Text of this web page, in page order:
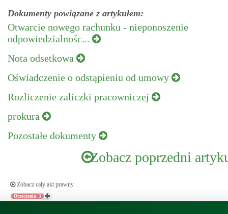
Dokumenty powiązane z artykułem:
Otwarcie nowego rachunku - nieponoszenie
odpowiedzialnośc...
Nota odsetkowa
Oświadczenie o odstąpieniu od umowy
Rozliczenie zaliczki pracowniczej
prokura
Pozostałe dokumenty
Zobacz poprzedni
Zobacz cały akt prawny
Orzeczenia: 3